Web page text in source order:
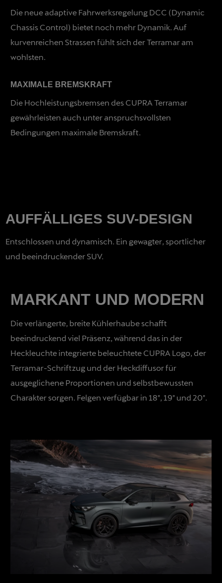
Die neue adaptive Fahrwerksregelung DCC (Dynamic
Chassis Control) bietet noch mehr Dynamik. Auf
kurvenreichen Strassen fühlt sich der Terramar am
wohlsten.
MAXIMALE BREMSKRAFT
Die Hochleistungsbremsen des CUPRA Terramar
gewährleisten auch unter anspruchsvollsten
Bedingungen maximale Bremskraft.
AUFFÄLLIGES SUV-DESIGN
Entschlossen und dynamisch. Ein gewagter, sportlicher
und beeindruckender SUV.
MARKANT UND MODERN
Die verlängerte, breite Kühlerhaube schafft
beeindruckend viel Präsenz, während das in der
Heckleuchte integrierte beleuchtete CUPRA Logo, der
Terramar-Schriftzug und der Heckdiffusor für
ausgeglichene Proportionen und selbstbewussten
Charakter sorgen. Felgen verfügbar in 18", 19" und 20".